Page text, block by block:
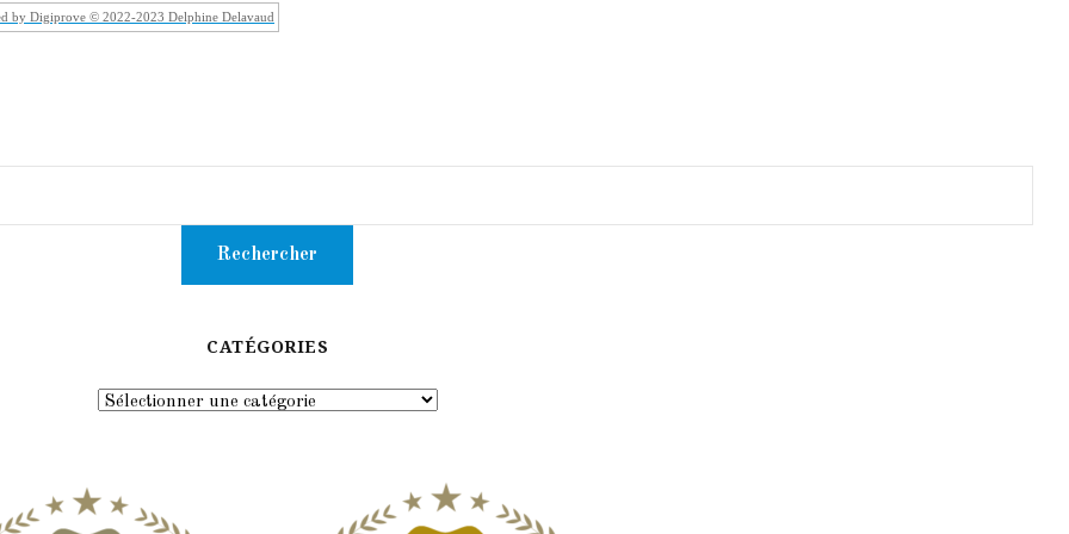
by Digiprove © 2022-2023 Delphine Delavaud
CATÉGORIES